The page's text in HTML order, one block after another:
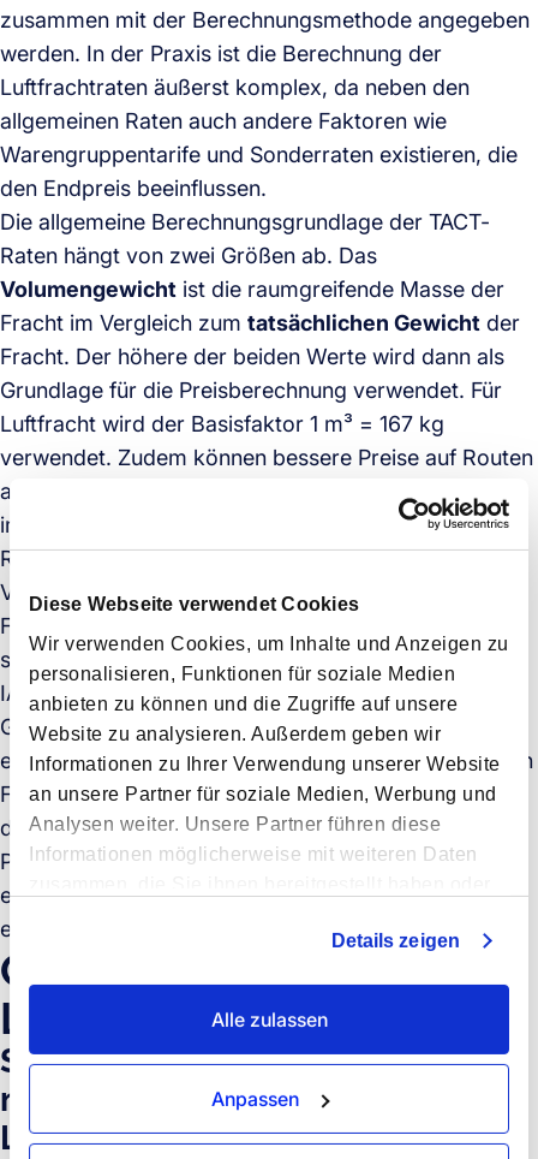
Diese Webseite verwendet Cookies
Wir verwenden Cookies, um Inhalte und Anzeigen zu
personalisieren, Funktionen für soziale Medien
anbieten zu können und die Zugriffe auf unsere
Website zu analysieren. Außerdem geben wir
Informationen zu Ihrer Verwendung unserer Website
an unsere Partner für soziale Medien, Werbung und
Analysen weiter. Unsere Partner führen diese
Informationen möglicherweise mit weiteren Daten
Details zeigen
Alle zulassen
Anpassen
zusammen mit der Berechnungsmethode angegeben
werden. In der Praxis ist die Berechnung der
Luftfrachtraten äußerst komplex, da neben den
allgemeinen Raten auch andere Faktoren wie
Warengruppentarife und Sonderraten existieren, die
den Endpreis beeinflussen.
Die allgemeine Berechnungsgrundlage der TACT-
Raten hängt von zwei Größen ab. Das
Volumengewicht ist die raumgreifende Masse der
Fracht im Vergleich zum tatsächlichen Gewicht der
Fracht. Der höhere der beiden Werte wird dann als
Grundlage für die Preisberechnung verwendet. Für
Luftfracht wird der Basisfaktor 1 m³ = 167 kg
verwendet. Zudem können bessere Preise auf Routen
angeboten werden, die ein hohes Luftfrachtvolumen
im Vergleich zu weniger frequentierten exotischen
Routen bedienen. Das Gesamtvolumen der bestellten
Versandmenge entscheidet klar über den Preis.
Für volle Containerladungen gibt es ebenfalls
separate Berechnungen im TACT. Zusätzlich zu den
IATA-Raten fallen für den Spediteur zusätzliche
Gebühren und Kosten an. Am Ende setzt sich der
endgültige Preis für eine Luftfrachtlieferung aus vielen
Faktoren zusammen. Es ist also kaum überraschend,
dass bei traditionellen Speditionsagenturen eine
Preisberechnung mehrere Tage dauern kann und der
endgültige Preis nicht immer eindeutig im Angebot
ersichtlich ist.
Organisation von
Lufttransporten
Schritte, die Sie unternehmen
müssen, um Ihre Waren in die
Luft zu bekommen